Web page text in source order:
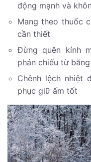
động mạnh và
Mang theo thuốc
cần thiết
Đừng quên kính
phản chiếu từ
Chênh lệch nhiệt
phục giữ ấm tốt